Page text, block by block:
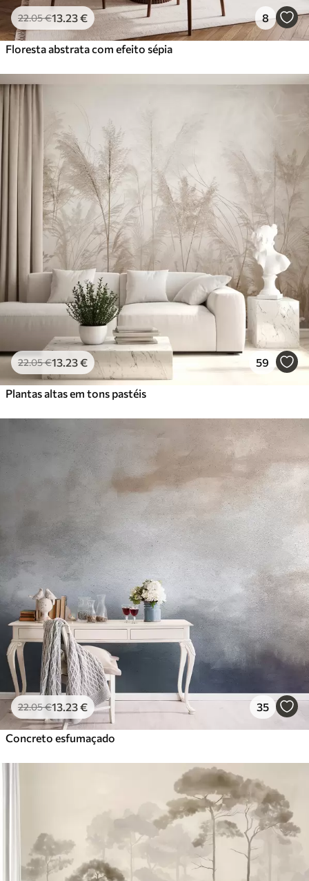
22.05€13 .23€ 8
Floresta abstrata com efeito sépia
22.05€13 .23€ 59
Plantas altas em tons pastéis
22.05€13 .23€ 35
Concreto esfumaçado